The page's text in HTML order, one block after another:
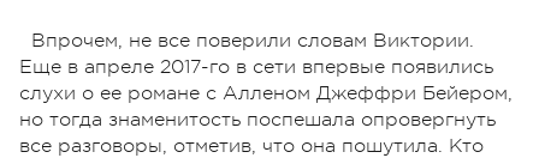
Впрочем, не все поверили словам Виктории.
Еще в апреле 2017-го в сети впервые появились
слухи о ее романе с Алленом Джеффри Бейером,
но тогда знаменитость поспешала опровергнуть
все разговоры, отметив, что она пошутила. Кто